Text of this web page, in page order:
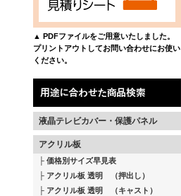
▲ PDFファイルをご用意いたしました。
プリントアウトしてお問い合わせにお使い
ください。
液晶テレビカバー・保護パネル
アクリル板
価格別サイズ早見表
アクリル板 透明 （押出し）
アクリル板 透明 （キャスト）